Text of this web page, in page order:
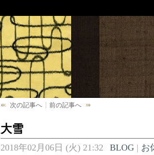
次の記事へ 前の記事へ
大雪
2018年02月06日 (火) 21:32 BLOG| お